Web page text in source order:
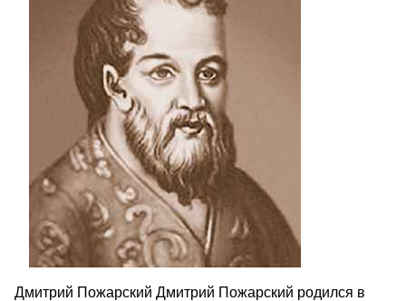
Дмитрий Пожарский Дмитрий Пожарский родился в